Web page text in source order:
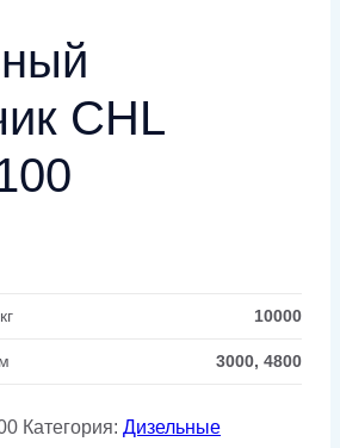
CHL
10000
3000, 4800
Категория: Дизельные